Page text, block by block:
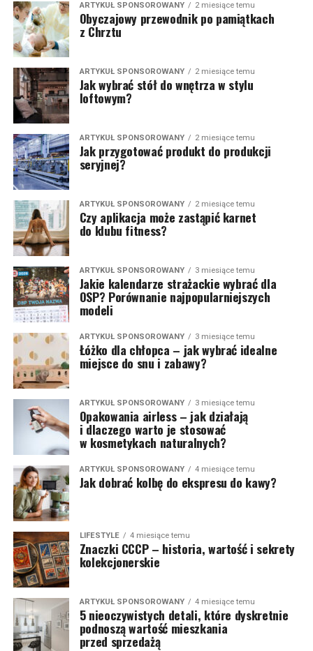
ARTYKUŁ SPONSOROWANY 2 miesiące temu
Obyczajowy przewodnik po pamiątkach
z Chrztu
ARTYKUŁ SPONSOROWANY 2 miesiące temu
Jak wybrać stół do wnętrza w stylu
loftowym?
ARTYKUŁ SPONSOROWANY 2 miesiące temu
Jak przygotować produkt do produkcji
seryjnej?
ARTYKUŁ SPONSOROWANY 2 miesiące temu
Czy aplikacja może zastąpić karnet
do klubu fitness?
ARTYKUŁ SPONSOROWANY 3 miesiące temu
Jakie kalendarze strażackie wybrać dla
OSP? Porównanie najpopularniejszych
modeli
ARTYKUŁ SPONSOROWANY 3 miesiące temu
Łóżko dla chłopca – jak wybrać idealne
miejsce do snu i zabawy?
ARTYKUŁ SPONSOROWANY 3 miesiące temu
Opakowania airless – jak działają
i dlaczego warto je stosować
w kosmetykach naturalnych?
ARTYKUŁ SPONSOROWANY 4 miesiące temu
Jak dobrać kolbę do ekspresu do kawy?
LIFESTYLE 4 miesiące temu
Znaczki CCCP – historia, wartość i sekrety
kolekcjonerskie
ARTYKUŁ SPONSOROWANY 4 miesiące temu
5 nieoczywistych detali, które dyskretnie
podnoszą wartość mieszkania
przed sprzedażą